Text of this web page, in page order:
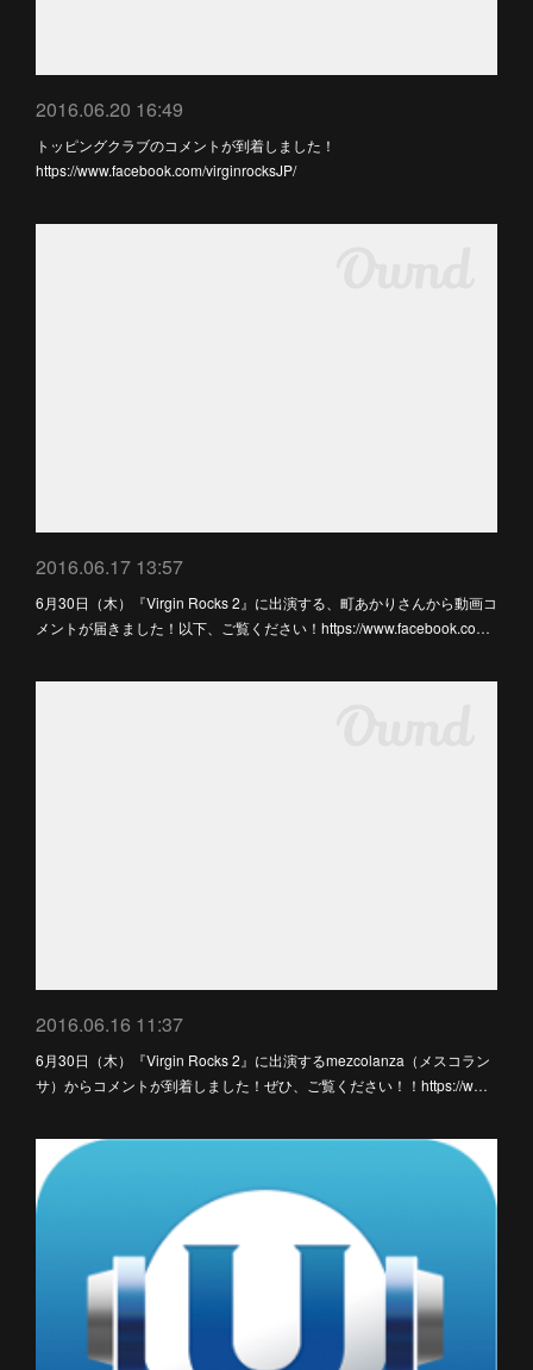
2016.06.20 16:49
トッピングクラブのコメントが到着しました！
https://www.facebook.com/virginrocksJP/
2016.06.17 13:57
6月30日（木）『Virgin Rocks 2』に出演する、町あかりさんから動画コ
メントが届きました！以下、ご覧ください！https://www.facebook.co…
2016.06.16 11:37
6月30日（木）『Virgin Rocks 2』に出演するmezcolanza（メスコラン
サ）からコメントが到着しました！ぜひ、ご覧ください！！https://w…